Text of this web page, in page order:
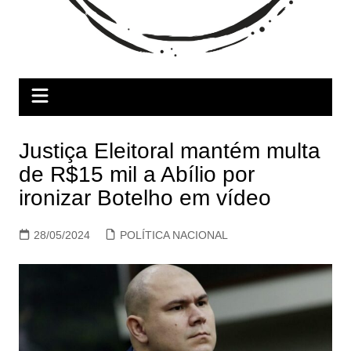
Justiça Eleitoral mantém multa
de R$15 mil a Abílio por
ironizar Botelho em vídeo
28/05/2024 POLÍTICA NACIONAL